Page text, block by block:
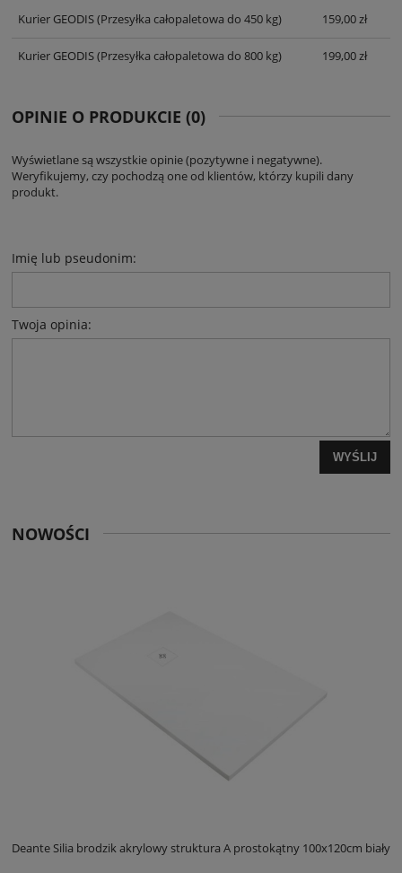
Kurier GEODIS(Przesyłka całopaletowa do 450 kg) 159,00 zł
Kurier GEODIS(Przesyłka całopaletowa do 800 kg) 199,00 zł
OPINIE O PRODUKCIE (0)
Wyświetlane są wszystkie opinie (pozytywne i negatywne).
Weryfikujemy, czy pochodzą one od klientów, którzy kupili dany
produkt.
Imię lub pseudonim:
Twoja opinia:
WYŚLIJ
NOWOŚCI
Deante Silia brodzik akrylowy struktura A prostokątny 100x120cm biały